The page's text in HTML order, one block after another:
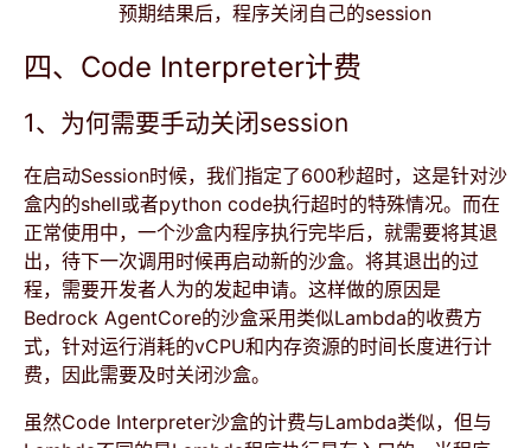
预期结果后，程序关闭自己的session
四、Code Interpreter计费
1、为何需要手动关闭session
在启动Session时候，我们指定了600秒超时，这是针对沙
盒内的shell或者python code执行超时的特殊情况。而在
正常使用中，一个沙盒内程序执行完毕后，就需要将其退
出，待下一次调用时候再启动新的沙盒。将其退出的过
程，需要开发者人为的发起申请。这样做的原因是
Bedrock AgentCore的沙盒采用类似Lambda的收费方
式，针对运行消耗的vCPU和内存资源的时间长度进行计
费，因此需要及时关闭沙盒。
虽然Code Interpreter沙盒的计费与Lambda类似，但与